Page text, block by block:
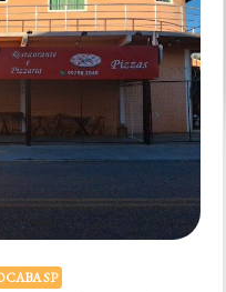
em
Formaggio
Pizza
Sorocaba
SP